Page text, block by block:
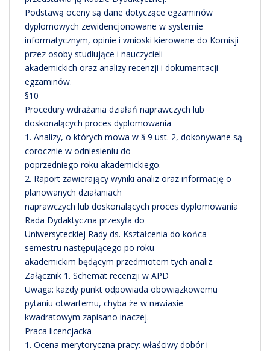
Podstawą oceny są dane dotyczące egzaminów
dyplomowych zewidencjonowane w systemie
informatycznym, opinie i wnioski kierowane do Komisji
przez osoby studiujące i nauczycieli
akademickich oraz analizy recenzji i dokumentacji
egzaminów.
§10
Procedury wdrażania działań naprawczych lub
doskonalących proces dyplomowania
1. Analizy, o których mowa w § 9 ust. 2, dokonywane są
corocznie w odniesieniu do
poprzedniego roku akademickiego.
2. Raport zawierający wyniki analiz oraz informację o
planowanych działaniach
naprawczych lub doskonalących proces dyplomowania
Rada Dydaktyczna przesyła do
Uniwersyteckiej Rady ds. Kształcenia do końca
semestru następującego po roku
akademickim będącym przedmiotem tych analiz.
Załącznik 1. Schemat recenzji w APD
Uwaga: każdy punkt odpowiada obowiązkowemu
pytaniu otwartemu, chyba że w nawiasie
kwadratowym zapisano inaczej.
Praca licencjacka
1. Ocena merytoryczna pracy: właściwy dobór i